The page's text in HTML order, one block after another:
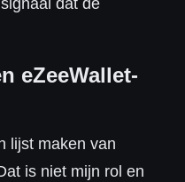
dat de
eZeeWallet-
lijst maken van
is niet mijn rol en